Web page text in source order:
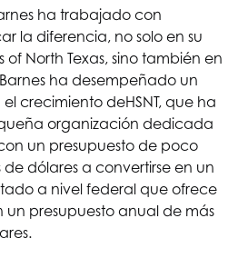
ha trabajado con
la diferencia, no solo en su
of North Texas, sino también en
ha desempeñado un
crecimiento deHSNT, que ha
organización dedicada
un presupuesto de poco
de dólares a convertirse en un
a nivel federal que ofrece
un presupuesto anual de más